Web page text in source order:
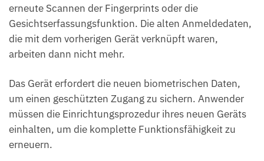
erneute Scannen der Fingerprints oder die
Gesichtserfassungsfunktion. Die alten Anmeldedaten,
die mit dem vorherigen Gerät verknüpft waren,
arbeiten dann nicht mehr.
Das Gerät erfordert die neuen biometrischen Daten,
um einen geschützten Zugang zu sichern. Anwender
müssen die Einrichtungsprozedur ihres neuen Geräts
einhalten, um die komplette Funktionsfähigkeit zu
erneuern.